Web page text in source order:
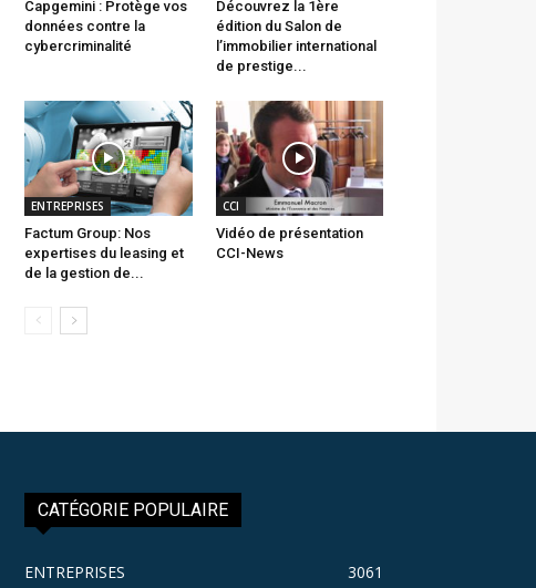
Capgemini : Protège vos
données contre la
cybercriminalité
Découvrez la 1ère
édition du Salon de
l’immobilier international
de prestige...
ENTREPRISES
Factum Group: Nos
expertises du leasing et
de la gestion de...
CCI
Vidéo de présentation
CCI-News
CATÉGORIE POPULAIRE
ENTREPRISES 3061